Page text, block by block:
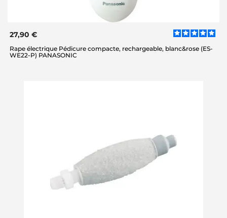
27,90 €
Rape électrique Pédicure compacte, rechargeable, blanc&rose (ES-
WE22-P) PANASONIC